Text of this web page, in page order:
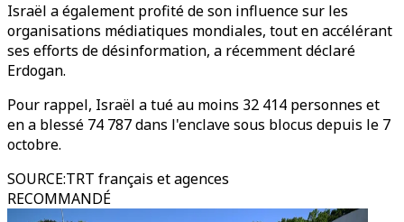
Israël a également profité de son influence sur les
organisations médiatiques mondiales, tout en accélérant
ses efforts de désinformation, a récemment déclaré
Erdogan.
Pour rappel, Israël a tué au moins 32 414 personnes et
en a blessé 74 787 dans l'enclave sous blocus depuis le 7
octobre.
SOURCE:TRT français et agences
RECOMMANDÉ